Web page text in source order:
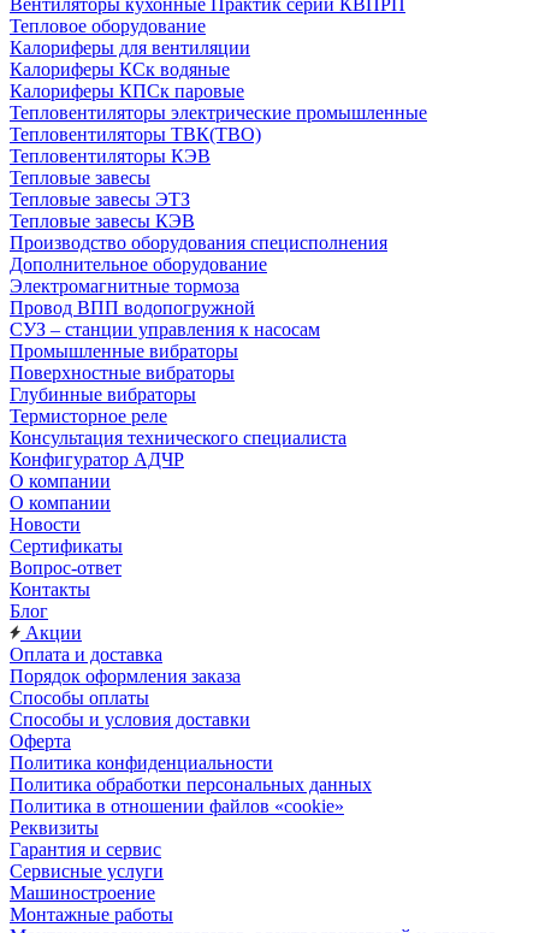
Вентиляторы кухонные Практик серии КВПРП
Тепловое оборудование
Калориферы для вентиляции
Калориферы КСк водяные
Калориферы КПСк паровые
Тепловентиляторы электрические промышленные
Тепловентиляторы ТВК(ТВО)
Тепловентиляторы КЭВ
Тепловые завесы
Тепловые завесы ЭТЗ
Тепловые завесы КЭВ
Производство оборудования специсполнения
Дополнительное оборудование
Электромагнитные тормоза
Провод ВПП водопогружной
СУЗ – станции управления к насосам
Промышленные вибраторы
Поверхностные вибраторы
Глубинные вибраторы
Термисторное реле
Консультация технического специалиста
Конфигуратор АДЧР
О компании
О компании
Новости
Сертификаты
Вопрос-ответ
Контакты
Блог
Акции
Оплата и доставка
Порядок оформления заказа
Способы оплаты
Способы и условия доставки
Оферта
Политика конфиденциальности
Политика обработки персональных данных
Политика в отношении файлов «cookie»
Реквизиты
Гарантия и сервис
Сервисные услуги
Машиностроение
Монтажные работы